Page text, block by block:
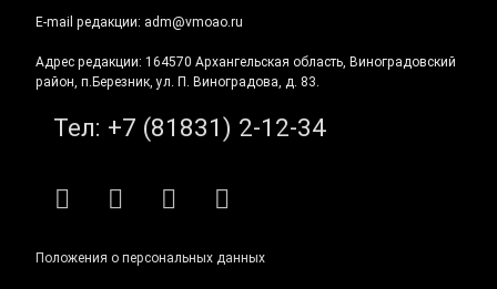
E-mail редакции: adm@vmoao.ru
Адрес редакции: 164570 Архангельская область, Виноградовский
район, п.Березник, ул. П. Виноградова, д. 83.
Тел: +7 (81831) 2-12-34
RSS E-mailВКонтакте
Telegram
Положения о персональных данных